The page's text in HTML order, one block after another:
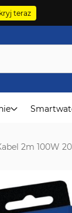
teraz
2m 100W